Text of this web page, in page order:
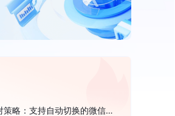
私域群满员应对策略：支持自动切换的微信二维码活码Top5盘点